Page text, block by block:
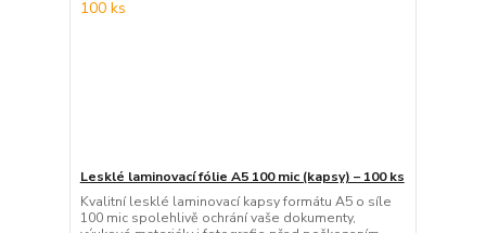
Lesklé laminovací fólie A5 100 mic (kapsy) – 100 ks
Kvalitní lesklé laminovací kapsy formátu A5 o síle
100 mic spolehlivě ochrání vaše dokumenty,